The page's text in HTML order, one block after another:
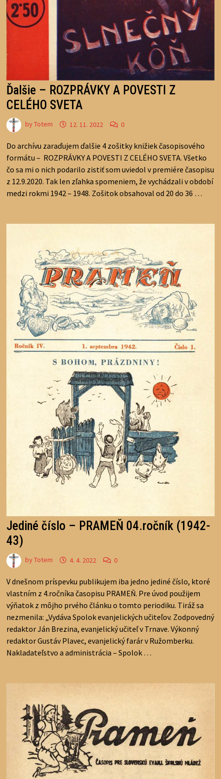
Ďalšie – ROZPRÁVKY A POVESTI Z
CELÉHO SVETA
byTotem 12. 11. 2022 0
Do archívu zaraďujem ďalšie 4 zošitky knižiek časopisového
formátu – ROZPRÁVKY A POVESTI Z CELÉHO SVETA. Všetko
čo sa mi o nich podarilo zistiť som uviedol v premiére časopisu
z 12.9.2020. Tak len zľahka spomeniem, že vychádzali v období
medzi rokmi 1942 – 1948. Zošitok obsahoval od 20 do 36 …
Jediné číslo – PRAMEŇ 04.ročník (1942-
43)
byTotem 4. 4. 2022 0
V dnešnom príspevku publikujem iba jedno jediné číslo, ktoré
vlastním z 4.ročníka časopisu PRAMEŇ. Pre úvod použijem
výňatok z môjho prvého článku o tomto periodiku. Tiráž sa
nezmenila: „Vydáva Spolok evanjelických učiteľov. Zodpovedný
redaktor Ján Brezina, evanjelický učiteľ v Trnave. Výkonný
redaktor Gustáv Plavec, evanjelický farár v Ružomberku.
Nakladateľstvo a administrácia – Spolok …